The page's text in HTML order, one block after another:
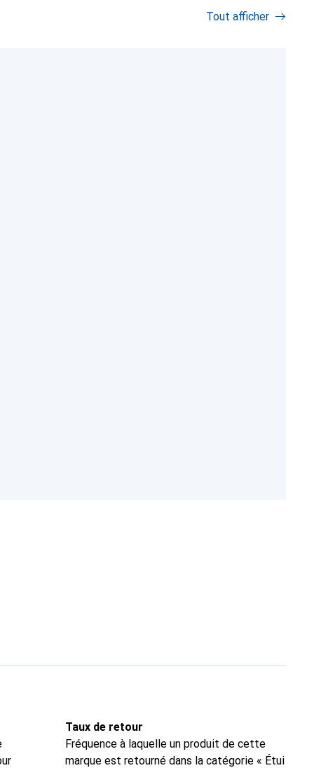
Tout afficher
Taux de retour
Fréquence à laquelle un produit de cette
marque est retourné dans la catégorie « Étui